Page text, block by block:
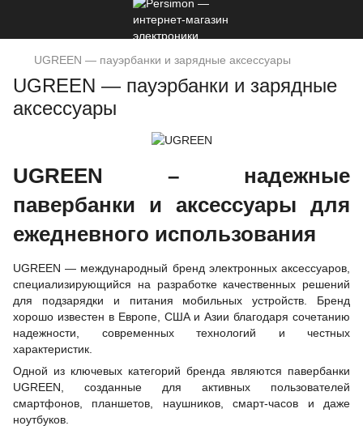
UGREEN — пауэрбанки и зарядные аксессуары
UGREEN — пауэрбанки и зарядные
аксессуары
UGREEN – надежные
павербанки и аксессуары для
ежедневного использования
UGREEN — международный бренд электронных аксессуаров,
специализирующийся на разработке качественных решений
для подзарядки и питания мобильных устройств. Бренд
хорошо известен в Европе, США и Азии благодаря сочетанию
надежности, современных технологий и честных
характеристик.
Одной из ключевых категорий бренда являются павербанки
UGREEN, созданные для активных пользователей
смартфонов, планшетов, наушников, смарт-часов и даже
ноутбуков.